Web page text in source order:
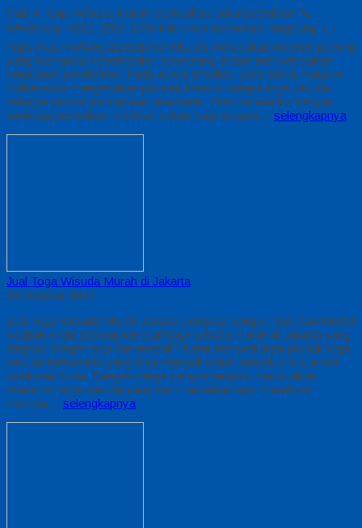
Pabrik Toga Wisuda Murah Berkualitas Jakarta Selatan 📞
WhatsApp: 0812-2282-1060 Klik untuk konsultasi langsung: 👉
https://wa.me/6281222821060 Wisuda merupakan momen penting
yang menandai keberhasilan seseorang dalam menyelesaikan
perjalanan pendidikan. Pada acara tersebut, para siswa maupun
mahasiswa mengenakan pakaian khusus berupa toga wisuda
sebagai simbol pencapaian akademik. Oleh karena itu, banyak
lembaga pendidikan mencari pabrik toga wisuda… selengkapnya
Jual Toga Wisuda Murah di Jakarta
19 Oktober 2024
Jual Toga Wisuda Murah Jakarta Lengkap dengan Topi dan Medali
Apakah Anda sedang mencari toga wisuda murah di Jakarta yang
lengkap dengan topi dan medali? Kami menyediakan produk toga
wisuda berkualitas yang bisa menjadi solusi terbaik untuk acara
kelulusan Anda. Dengan harga yang terjangkau dan kualitas
premium, toga wisuda yang kami tawarkan siap membuat
momen… selengkapnya